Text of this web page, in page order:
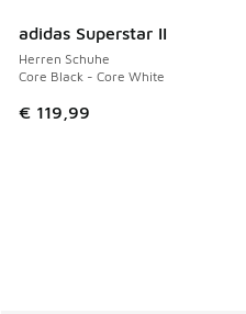
adidas Superstar II
Herren Schuhe
Core Black - Core White
€ 119,99